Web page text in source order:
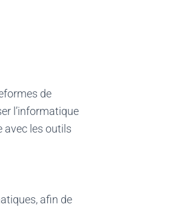
de
l’informatique
avec les outils
afin de